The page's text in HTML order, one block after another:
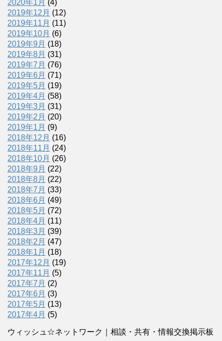
2020年1月 (4)
2019年12月 (12)
2019年11月 (11)
2019年10月 (6)
2019年9月 (18)
2019年8月 (31)
2019年7月 (76)
2019年6月 (71)
2019年5月 (19)
2019年4月 (58)
2019年3月 (31)
2019年2月 (20)
2019年1月 (9)
2018年12月 (16)
2018年11月 (24)
2018年10月 (26)
2018年9月 (22)
2018年8月 (22)
2018年7月 (33)
2018年6月 (49)
2018年5月 (72)
2018年4月 (11)
2018年3月 (39)
2018年2月 (47)
2018年1月 (18)
2017年12月 (19)
2017年11月 (5)
2017年7月 (2)
2017年6月 (3)
2017年5月 (13)
2017年4月 (5)
ウィッシュ☆ネットワーク｜相談・共有・情報交換掲示板